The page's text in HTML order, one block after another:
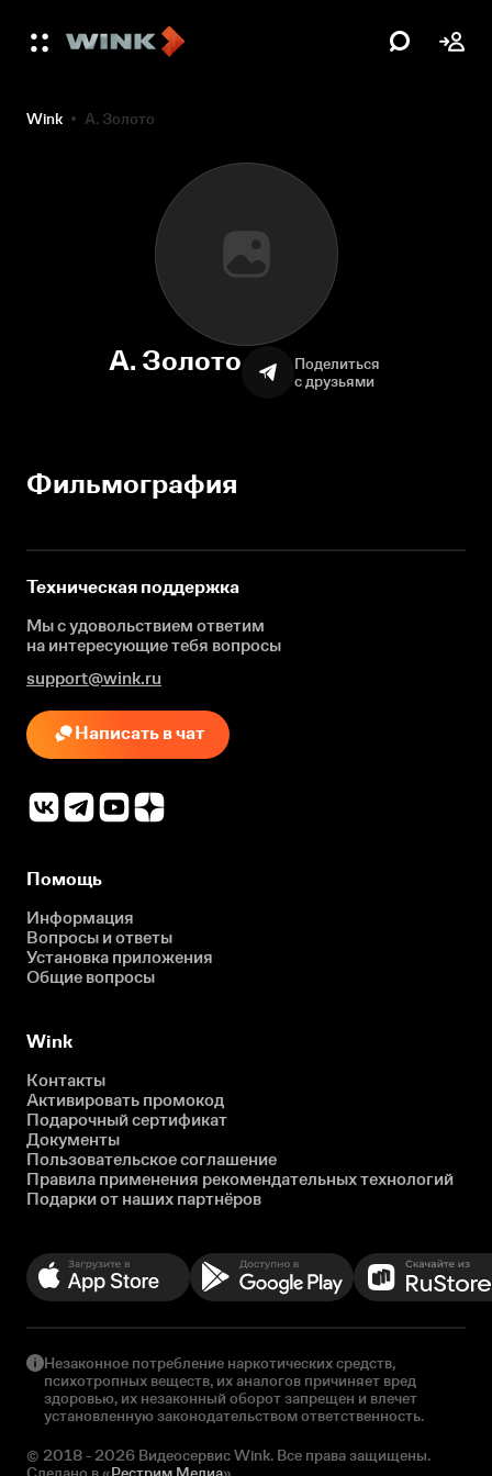
Wink А. Золото
А. Золото
Поделиться
с друзьями
Фильмография
Техническая поддержка
Мы с удовольствием ответим
на интересующиетебя вопросы
support@wink.ru
Написать в чат
Помощь
Информация
Вопросы и ответы
Установка приложения
Общие вопросы
Wink
Контакты
Активировать промокод
Подарочный сертификат
Документы
Пользовательское соглашение
Правила применения рекомендательных технологий
Подарки от наших партнёров
Незаконное потребление наркотических средств,
психотропных веществ, их аналогов причиняет вред
здоровью, их незаконный оборот запрещен и влечет
установленную законодательством ответственность.
© 2018 - 2026 Видеосервис Wink. Все права защищены.